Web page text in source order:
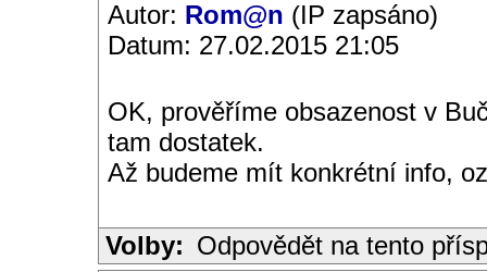
Autor: Rom@n (IP zapsáno)
Datum: 27.02.2015 21:05
OK, prověříme obsazenost v
tam dostatek.
Až budeme mít konkrétní info,
Volby: Odpovědět na tento